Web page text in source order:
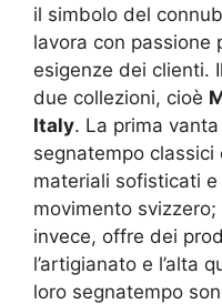
il simbolo del
lavora con passione
esigenze dei clienti.
due collezioni, cioè
Italy. La prima
segnatempo
materiali sofisticati
movimento
invece, offre dei
l’artigianato e l’alta
loro segnatempo